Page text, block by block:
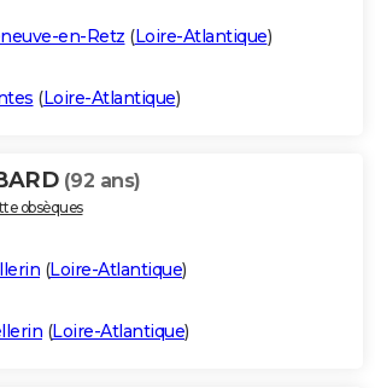
en-Retz (Loire-Atlantique)
(Loire-Atlantique)
(92 ans)
obsèques
(Loire-Atlantique)
(Loire-Atlantique)